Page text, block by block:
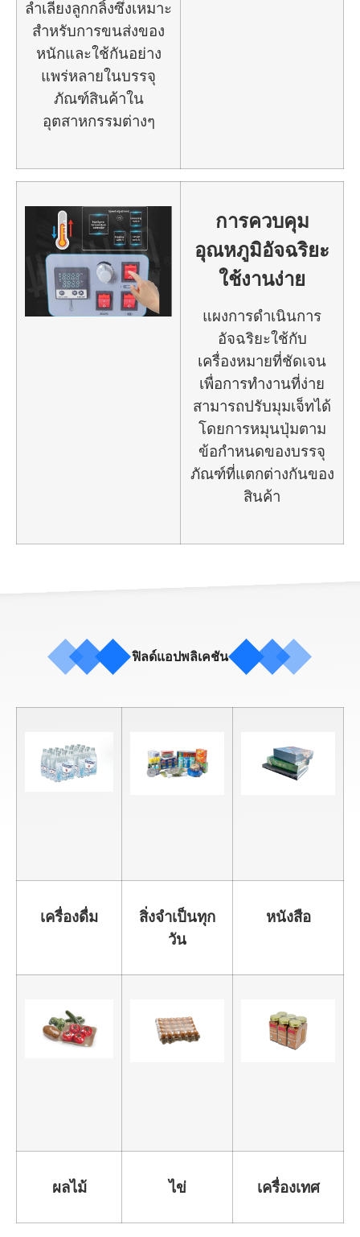
ลำเลียงลูกกลิ้งซึ่งเหมาะ
สำหรับการขนส่งของ
หนักและใช้กันอย่าง
แพร่หลายในบรรจุ
ภัณฑ์สินค้าใน
อุตสาหกรรมต่างๆ
การควบคุม
อุณหภูมิอัจฉริยะ
ใช้งานง่าย
แผงการดำเนินการ
อัจฉริยะใช้กับ
เครื่องหมายที่ชัดเจน
เพื่อการทำงานที่ง่าย
สามารถปรับมุมเจ็ทได้
โดยการหมุนปุ่มตาม
ข้อกำหนดของบรรจุ
ภัณฑ์ที่แตกต่างกันของ
สินค้า
ฟิลด์แอปพลิเคชัน
เครื่องดื่ม
สิ่งจำเป็นทุก
วัน
หนังสือ
ผลไม้ ไข่ เครื่องเทศ